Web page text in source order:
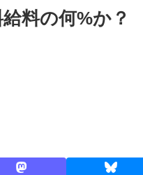
料の何%か？